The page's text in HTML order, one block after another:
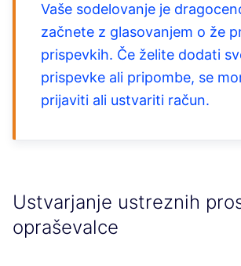
Vaše sodelovanje je
začnete z glasovanjem o že
prispevkih. Če želite dodati
prispevke ali pripombe, se
prijaviti ali ustvariti račun.
Ustvarjanje ustreznih
opraševalce